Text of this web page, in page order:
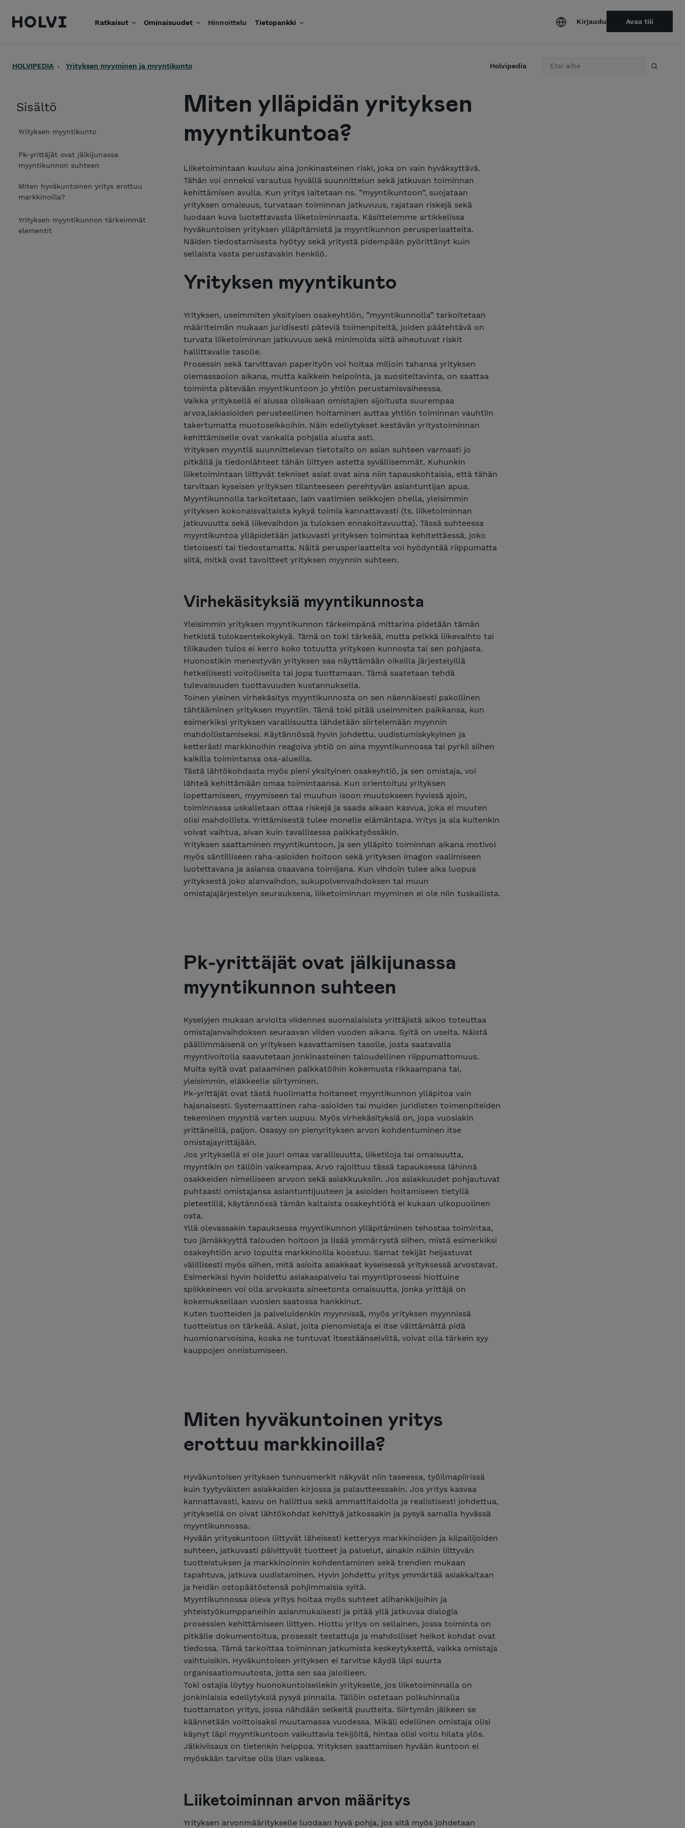
Holvi Ratkaisut Ominaisuudet Hinnoittelu Tietopankki Kirjaudu Avaa tili
HOLVIPEDIA Yrityksen myyminen ja myyntikunto Holvipedia
Sisältö
Yrityksen myyntikunto
Pk-yrittäjät ovat jälkijunassa
myyntikunnon suhteen
Miten hyväkuntoinen yritys erottuu
markkinoilla?
Yrityksen myyntikunnon tärkeimmät
elementit
Miten ylläpidän yrityksen
myyntikuntoa?
Liiketoimintaan kuuluu aina jonkinasteinen riski, joka on vain hyväksyttävä.
Tähän voi onneksi varautua hyvällä suunnittelun sekä jatkuvan toiminnan
kehittämisen avulla. Kun yritys laitetaan ns. ”myyntikuntoon”, suojataan
yrityksen omaisuus, turvataan toiminnan jatkuvuus, rajataan riskejä sekä
luodaan kuva luotettavasta liiketoiminnasta. Käsittelemme artikkelissa
hyväkuntoisen yrityksen ylläpitämistä ja myyntikunnon perusperiaatteita.
Näiden tiedostamisesta hyötyy sekä yritystä pidempään pyörittänyt kuin
sellaista vasta perustavakin henkilö.
Yrityksen myyntikunto
Yrityksen, useimmiten yksityisen osakeyhtiön, ”myyntikunnolla” tarkoitetaan
määritelmän mukaan juridisesti päteviä toimenpiteitä, joiden päätehtävä on
turvata liiketoiminnan jatkuvuus sekä minimoida siitä aiheutuvat riskit
hallittavalle tasolle.
Prosessin sekä tarvittavan paperityön voi hoitaa milloin tahansa yrityksen
olemassaolon aikana, mutta kaikkein helpointa, ja suositeltavinta, on saattaa
toiminta pätevään myyntikuntoon jo yhtiön perustamisvaiheessa.
Vaikka yrityksellä ei alussa olisikaan omistajien sijoitusta suurempaa
arvoa,lakiasioiden perusteellinen hoitaminen auttaa yhtiön toiminnan vauhtiin
takertumatta muotoseikkoihin. Näin edellytykset kestävän yritystoiminnan
kehittämiselle ovat vankalla pohjalla alusta asti.
Yrityksen myyntiä suunnittelevan tietotaito on asian suhteen varmasti jo
pitkällä ja tiedonlähteet tähän liittyen astetta syvällisemmät. Kuhunkin
liiketoimintaan liittyvät tekniset asiat ovat aina niin tapauskohtaisia, että tähän
tarvitaan kyseisen yrityksen tilanteeseen perehtyvän asiantuntijan apua.
Myyntikunnolla tarkoitetaan, lain vaatimien seikkojen ohella, yleisimmin
yrityksen kokonaisvaltaista kykyä toimia kannattavasti (ts. liiketoiminnan
jatkuvuutta sekä liikevaihdon ja tuloksen ennakoitavuutta). Tässä suhteessa
myyntikuntoa ylläpidetään jatkuvasti yrityksen toimintaa kehitettäessä, joko
tietoisesti tai tiedostamatta. Näitä perusperiaatteita voi hyödyntää riippumatta
siitä, mitkä ovat tavoitteet yrityksen myynnin suhteen.
Virhekäsityksiä myyntikunnosta
Yleisimmin yrityksen myyntikunnon tärkeimpänä mittarina pidetään tämän
hetkistä tuloksentekokykyä. Tämä on toki tärkeää, mutta pelkkä liikevaihto tai
tilikauden tulos ei kerro koko totuutta yrityksen kunnosta tai sen pohjasta.
Huonostikin menestyvän yrityksen saa näyttämään oikeilla järjestelyillä
hetkellisesti voitolliselta tai jopa tuottamaan. Tämä saatetaan tehdä
tulevaisuuden tuottavuuden kustannuksella.
Toinen yleinen virhekäsitys myyntikunnosta on sen näennäisesti pakollinen
tähtääminen yrityksen myyntiin. Tämä toki pitää useimmiten paikkansa, kun
esimerkiksi yrityksen varallisuutta lähdetään siirtelemään myynnin
mahdollistamiseksi. Käytännössä hyvin johdettu, uudistumiskykyinen ja
ketterästi markkinoihin reagoiva yhtiö on aina myyntikunnossa tai pyrkii siihen
kaikilla toimintansa osa-alueilla.
Tästä lähtökohdasta myös pieni yksityinen osakeyhtiö, ja sen omistaja, voi
lähteä kehittämään omaa toimintaansa. Kun orientoituu yrityksen
lopettamiseen, myymiseen tai muuhun isoon muutokseen hyvissä ajoin,
toiminnassa uskalletaan ottaa riskejä ja saada aikaan kasvua, joka ei muuten
olisi mahdollista. Yrittämisestä tulee monelle elämäntapa. Yritys ja ala kuitenkin
voivat vaihtua, aivan kuin tavallisessa palkkatyössäkin.
Yrityksen saattaminen myyntikuntoon, ja sen ylläpito toiminnan aikana motivoi
myös säntilliseen raha-asioiden hoitoon sekä yrityksen imagon vaalimiseen
luotettavana ja asiansa osaavana toimijana. Kun vihdoin tulee aika luopua
yrityksestä joko alanvaihdon, sukupolvenvaihdoksen tai muun
omistajajärjestelyn seurauksena, liiketoiminnan myyminen ei ole niin tuskallista.
Pk-yrittäjät ovat jälkijunassa
myyntikunnon suhteen
Kyselyjen mukaan arviolta viidennes suomalaisista yrittäjistä aikoo toteuttaa
omistajanvaihdoksen seuraavan viiden vuoden aikana. Syitä on useita. Näistä
päällimmäisenä on yrityksen kasvattamisen tasolle, josta saatavalla
myyntivoitolla saavutetaan jonkinasteinen taloudellinen riippumattomuus.
Muita syitä ovat palaaminen palkkatöihin kokemusta rikkaampana tai,
yleisimmin, eläkkeelle siirtyminen.
Pk-yrittäjät ovat tästä huolimatta hoitaneet myyntikunnon ylläpitoa vain
hajanaisesti. Systemaattinen raha-asioiden tai muiden juridisten toimenpiteiden
tekeminen myyntiä varten uupuu. Myös virhekäsityksiä on, jopa vuosiakin
yrittäneillä, paljon. Osasyy on pienyrityksen arvon kohdentuminen itse
omistajayrittäjään.
Jos yrityksellä ei ole juuri omaa varallisuutta, liiketiloja tai omaisuutta,
myyntikin on tällöin vaikeampaa. Arvo rajoittuu tässä tapauksessa lähinnä
osakkeiden nimelliseen arvoon sekä asiakkuuksiin. Jos asiakkuudet pohjautuvat
puhtaasti omistajansa asiantuntijuuteen ja asioiden hoitamiseen tietyllä
pieteetillä, käytännössä tämän kaltaista osakeyhtiötä ei kukaan ulkopuolinen
osta.
Yllä olevassakin tapauksessa myyntikunnon ylläpitäminen tehostaa toimintaa,
tuo jämäkkyyttä talouden hoitoon ja lisää ymmärrystä siihen, mistä esimerkiksi
osakeyhtiön arvo lopulta markkinoilla koostuu. Samat tekijät heijastuvat
välillisesti myös siihen, mitä asioita asiakkaat kyseisessä yrityksessä arvostavat.
Esimerkiksi hyvin hoidettu asiakaspalvelu tai myyntiprosessi hiottuine
spiikkeineen voi olla arvokasta aineetonta omaisuutta, jonka yrittäjä on
kokemuksellaan vuosien saatossa hankkinut.
Kuten tuotteiden ja palveluidenkin myynnissä, myös yrityksen myynnissä
tuotteistus on tärkeää. Asiat, joita pienomistaja ei itse välttämättä pidä
huomionarvoisina, koska ne tuntuvat itsestäänselviltä, voivat olla tärkein syy
kauppojen onnistumiseen.
Miten hyväkuntoinen yritys
erottuu markkinoilla?
Hyväkuntoisen yrityksen tunnusmerkit näkyvät niin taseessa, työilmapiirissä
kuin tyytyväisten asiakkaiden kirjossa ja palautteessakin. Jos yritys kasvaa
kannattavasti, kasvu on hallittua sekä ammattitaidolla ja realistisesti johdettua,
yrityksellä on oivat lähtökohdat kehittyä jatkossakin ja pysyä samalla hyvässä
myyntikunnossa.
Hyvään yrityskuntoon liittyvät läheisesti ketteryys markkinoiden ja kilpailijoiden
suhteen, jatkuvasti päivittyvät tuotteet ja palvelut, ainakin näihin liittyvän
tuotteistuksen ja markkinoinnin kohdentaminen sekä trendien mukaan
tapahtuva, jatkuva uudistaminen. Hyvin johdettu yritys ymmärtää asiakkaitaan
ja heidän ostopäätöstensä pohjimmaisia syitä.
Myyntikunnossa oleva yritys hoitaa myös suhteet alihankkijoihin ja
yhteistyökumppaneihin asianmukaisesti ja pitää yllä jatkuvaa dialogia
prosessien kehittämiseen liittyen. Hiottu yritys on sellainen, jossa toiminta on
pitkälle dokumentoitua, prosessit testattuja ja mahdolliset heikot kohdat ovat
tiedossa. Tämä tarkoittaa toiminnan jatkumista keskeytyksettä, vaikka omistaja
vaihtuisikin. Hyväkuntoisen yrityksen ei tarvitse käydä läpi suurta
organisaatiomuutosta, jotta sen saa jaloilleen.
Toki ostajia löytyy huonokuntoisellekin yritykselle, jos liiketoiminnalla on
jonkinlaisia edellytyksiä pysyä pinnalla. Tällöin ostetaan polkuhinnalla
tuottamaton yritys, jossa nähdään selkeitä puutteita. Siirtymän jälkeen se
käännetään voittoisaksi muutamassa vuodessa. Mikäli edellinen omistaja olisi
käynyt läpi myyntikuntoon vaikuttavia tekijöitä, hintaa olisi voitu hilata ylös.
Jälkiviisaus on tietenkin helppoa. Yrityksen saattamisen hyvään kuntoon ei
myöskään tarvitse olla liian vaikeaa.
Liiketoiminnan arvon määritys
Yrityksen arvonmääritykselle luodaan hyvä pohja, jos sitä myös johdetaan